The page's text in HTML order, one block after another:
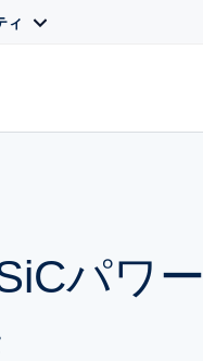
ィ
パワー